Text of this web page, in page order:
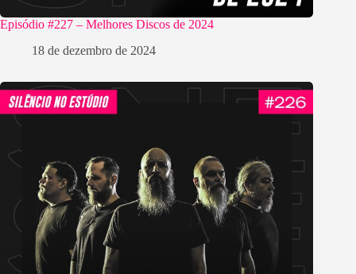
Episódio #227 – Melhores Discos de 2024
18 de dezembro de 2024